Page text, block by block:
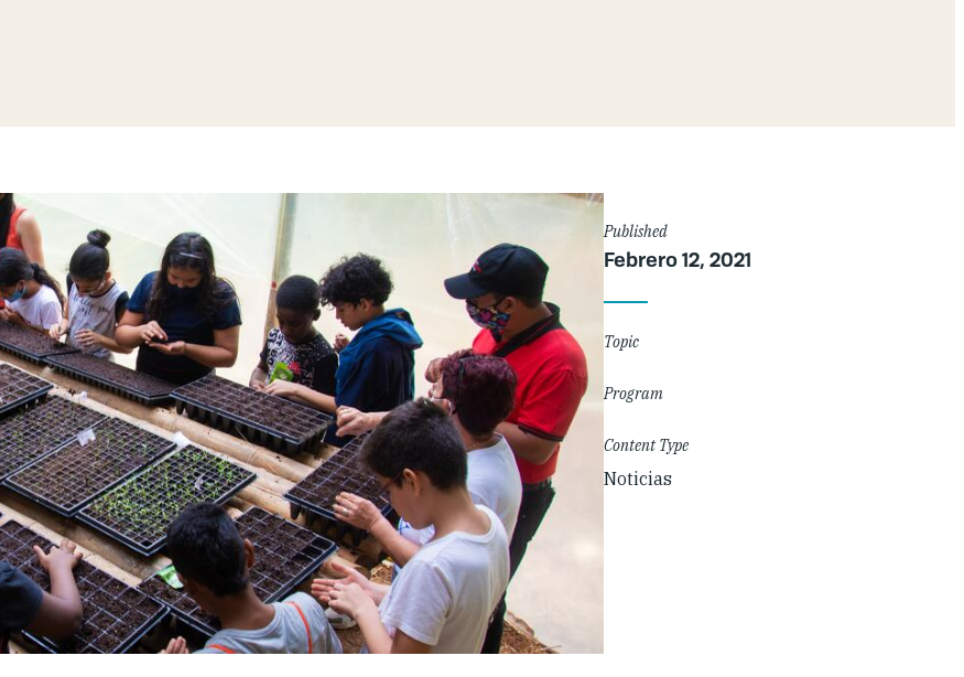
Article
Details
Published
Febrero 12, 2021
Topic
Program
Content Type
Noticias